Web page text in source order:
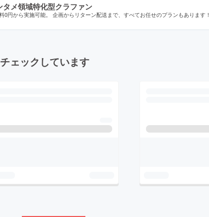
タメ領域特化型クラファン
0円から実施可能。 企画からリターン配送まで、すべてお任せのプランもあります！
ェックしています